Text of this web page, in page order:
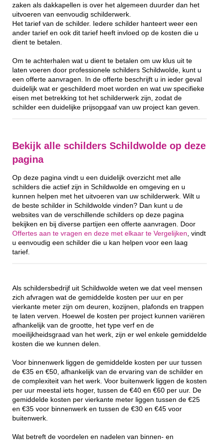
zaken als dakkapellen is over het algemeen duurder dan het
uitvoeren van eenvoudig schilderwerk.
Het tarief van de schilder. Iedere schilder hanteert weer een
ander tarief en ook dit tarief heeft invloed op de kosten die u
dient te betalen.
Om te achterhalen wat u dient te betalen om uw klus uit te
laten voeren door professionele schilders Schildwolde, kunt u
een offerte aanvragen. In de offerte beschrijft u in ieder geval
duidelijk wat er geschilderd moet worden en wat uw specifieke
eisen met betrekking tot het schilderwerk zijn, zodat de
schilder een duidelijke prijsopgaaf van uw project kan geven.
Bekijk alle schilders Schildwolde op deze
pagina
Op deze pagina vindt u een duidelijk overzicht met alle
schilders die actief zijn in Schildwolde en omgeving en u
kunnen helpen met het uitvoeren van uw schilderwerk. Wilt u
de beste schilder in Schildwolde vinden? Dan kunt u de
websites van de verschillende schilders op deze pagina
bekijken en bij diverse partijen een offerte aanvragen. Door
Offertes aan te vragen en deze met elkaar te Vergelijken , vindt
u eenvoudig een schilder die u kan helpen voor een laag
tarief.
Als schildersbedrijf uit Schildwolde weten we dat veel mensen
zich afvragen wat de gemiddelde kosten per uur en per
vierkante meter zijn om deuren, kozijnen, plafonds en trappen
te laten verven. Hoewel de kosten per project kunnen variëren
afhankelijk van de grootte, het type verf en de
moeilijkheidsgraad van het werk, zijn er wel enkele gemiddelde
kosten die we kunnen delen.
Voor binnenwerk liggen de gemiddelde kosten per uur tussen
de €35 en €50, afhankelijk van de ervaring van de schilder en
de complexiteit van het werk. Voor buitenwerk liggen de kosten
per uur meestal iets hoger, tussen de €40 en €60 per uur. De
gemiddelde kosten per vierkante meter liggen tussen de €25
en €35 voor binnenwerk en tussen de €30 en €45 voor
buitenwerk.
Wat betreft de voordelen en nadelen van binnen- en